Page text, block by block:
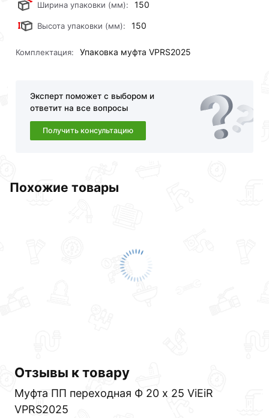
Ширина упаковки (мм): 150
Высота упаковки (мм): 150
Комплектация: Упаковка муфта VPRS2025
Эксперт поможет с выбором и
ответит на все вопросы
Получить консультацию
Похожие товары
Отзывы к товару
Муфта ПП переходная Ф 20 х 25 ViEiR
VPRS2025